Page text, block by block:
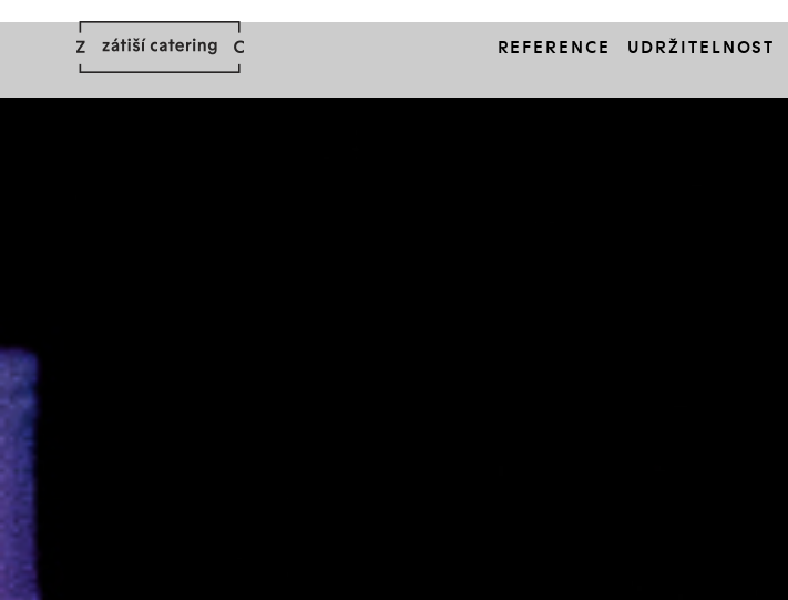
REFERENCE UDRŽITELNOST